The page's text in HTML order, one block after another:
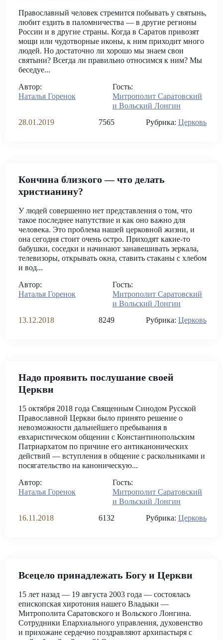
Православный человек стремится побывать у святынь,
любит ездить в паломничества — в другие регионы
России и в другие страны. Когда в Саратов привозят
мощи или чудотворные иконы, к ним приходит много
людей. Но достаточно ли хорошо мы знаем свои
святыни? Всегда ли правильно относимся к ним? Мы
беседуе...
Автор:
Наталья Горенок
Гость:
Митрополит Саратовский
и Вольский Лонгин
28.01.2019
7565 Рубрика: Церковь
Кончина близкого — что делать
христианину?
У людей совершенно нет представления о том, что
такое последнее напутствие и как оно важно для
человека. Это проблема нашей церковной жизни, и
она сегодня стоит очень остро. Приходят какие-то
бабушки, соседки и начинают занавешивать зеркала,
телевизоры, открывать окна, ставить стаканы с хлебом
и вод...
Автор:
Наталья Горенок
Гость:
Митрополит Саратовский
и Вольский Лонгин
13.12.2018
8249 Рубрика: Церковь
Надо проявить послушание своей
Церкви
15 октября 2018 года Священным Синодом Русской
Православной Церкви было принято решение о
невозможности дальнейшего пребывания в
евхаристическом общении с Константинопольским
Патриархатом по причине его антиканонических
действий — вступления в общение с раскольниками и
посягательство на каноническую...
Автор:
Наталья Горенок
Гость:
Митрополит Саратовский
и Вольский Лонгин
16.11.2018
6132 Рубрика: Церковь
Всецело принадлежать Богу и Церкви
15 лет назад — 19 августа 2003 года — состоялась
епископская хиротония нашего Владыки —
Митрополита Саратовского и Вольского Лонгина.
Сотрудники Епархиального управления, духовенство
и прихожане сердечно поздравляют архипастыря с